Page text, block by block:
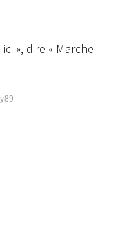
», dire « Marche